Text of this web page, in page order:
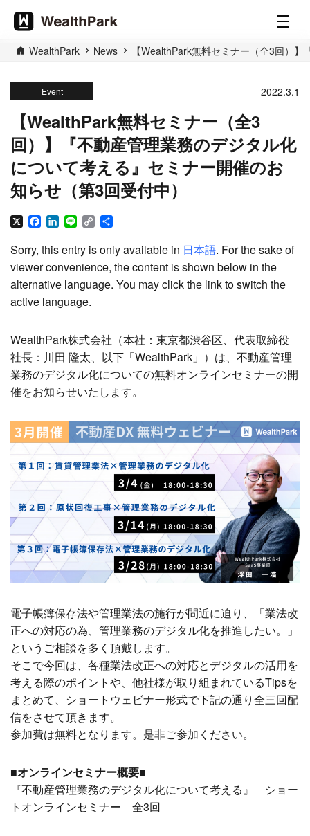
WealthPark News 【WealthPark無料セミナー（全3回）
Event 2022.3.1
【WealthPark無料セミナー（全3
回）】『不動産管理業務のデジタル化
について考える』セミナー開催のお
知らせ（第3回受付中）
X Facebook
LinkedIn
Line Copy
Sorry, this entry is only available in 日本語. For the sake of
viewer convenience, the content is shown below in the
alternative language. You may click the link to switch the
active language.
WealthPark株式会社（本社：東京都渋谷区、代表取締役
社長：川田 隆太、以下「WealthPark」）は、不動産管理
業務のデジタル化についての無料オンラインセミナーの開
催をお知らせいたします。
電子帳簿保存法や管理業法の施行が間近に迫り、「業法改
正への対応の為、管理業務のデジタル化を推進したい。」
というご相談を多く頂戴します。
そこで今回は、各種業法改正への対応とデジタルの活用を
考える際のポイントや、他社様が取り組まれているTipsを
まとめて、ショートウェビナー形式で下記の通り全三回配
信をさせて頂きます。
参加費は無料となります。是非ご参加ください。
■オンラインセミナー概要■
『不動産管理業務のデジタル化について考える』 ショー
トオンラインセミナー 全3回